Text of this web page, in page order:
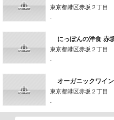
東京都港区赤坂２丁目
-
にっぽんの洋食 赤
東京都港区赤坂２丁目
-
オーガニックワイ
東京都港区赤坂２丁目
-